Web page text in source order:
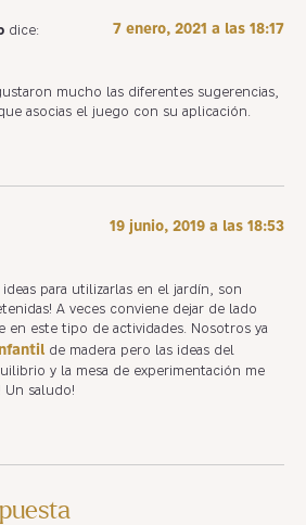
dice: 7 enero, 2021 a las 18:17
mucho las diferentes sugerencias,
asocias el juego con su aplicación.
19 junio, 2019 a las 18:53
para utilizarlas en el jardín, son
A veces conviene dejar de lado
en este tipo de actividades. Nosotros ya
de madera pero las ideas del
y la mesa de experimentación me
Un saludo!